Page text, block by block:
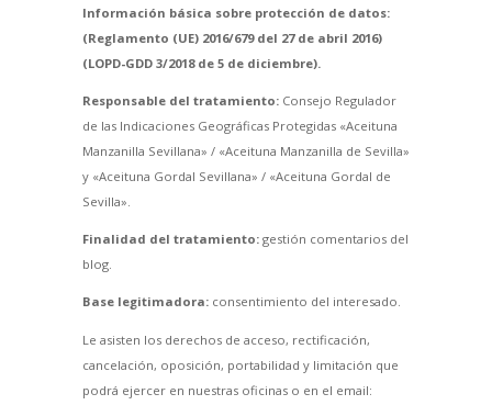
Información básica sobre protección de datos:
(Reglamento (UE) 2016/679 del 27 de abril 2016)
(LOPD-GDD 3/2018 de 5 de diciembre).
Responsable del tratamiento:Consejo Regulador
de las Indicaciones Geográficas Protegidas «Aceituna
Manzanilla Sevillana» / «Aceituna Manzanilla de Sevilla»
y «Aceituna Gordal Sevillana» / «Aceituna Gordal de
Sevilla».
Finalidad del tratamiento:gestión comentarios del
blog.
Base legitimadora:consentimiento del interesado.
Le asisten los derechos de acceso, rectificación,
cancelación, oposición, portabilidad y limitación que
podrá ejercer en nuestras oficinas o en el email: